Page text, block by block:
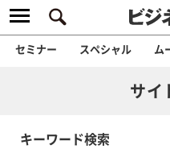
セミナー スペシャル ム
サイ
キーワード検索